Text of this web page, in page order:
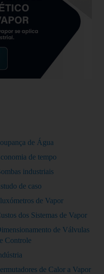
de Água
de tempo
industriais
de caso
de Vapor
dos Sistemas de Vapor
de Válvulas
Controle
de Calor a Vapor